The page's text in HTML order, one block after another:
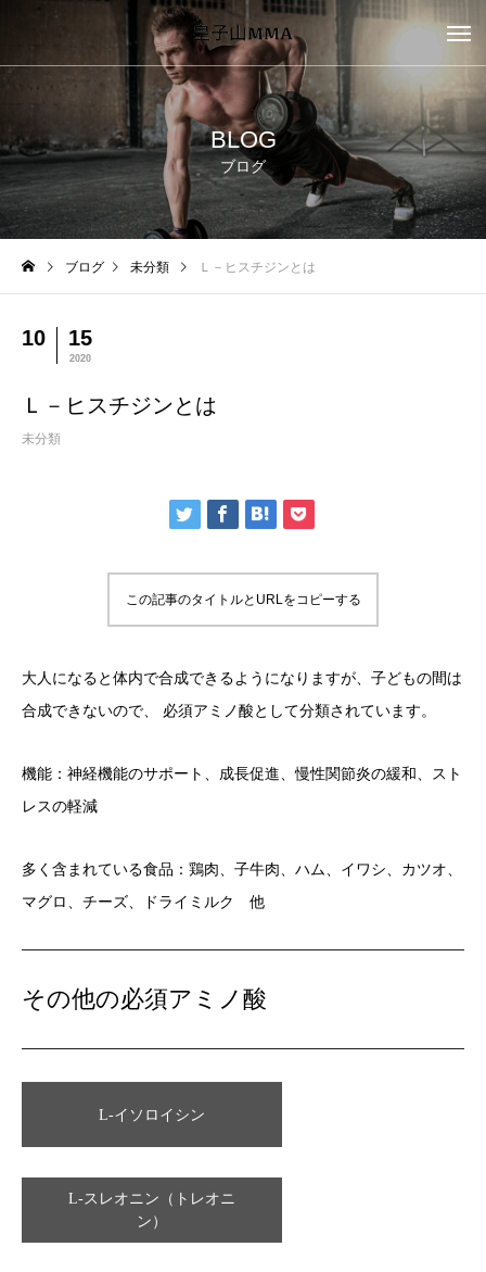
BLOG
ブログ
ブログ 未分類 Ｌ－ヒスチジンとは
10 15
2020
Ｌ－ヒスチジンとは
未分類
この記事のタイトルとURLをコピーする
大人になると体内で合成できるようになりますが、子どもの間は
合成できないので、 必須アミノ酸として分類されています。
機能：神経機能のサポート、成長促進、慢性関節炎の緩和、スト
レスの軽減
多く含まれている食品：鶏肉、子牛肉、ハム、イワシ、カツオ、
マグロ、チーズ、ドライミルク 他
その他の必須アミノ酸
L-イソロイシン
L-スレオニン（トレオニ
ン）